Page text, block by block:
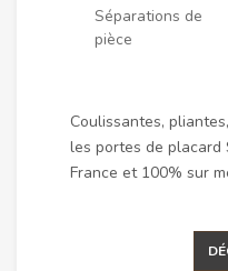
Séparations de
pièce
Coulissantes,
les portes de placard
France et 100% sur